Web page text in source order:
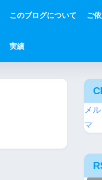
このブログについて ご
実績
メ
マ